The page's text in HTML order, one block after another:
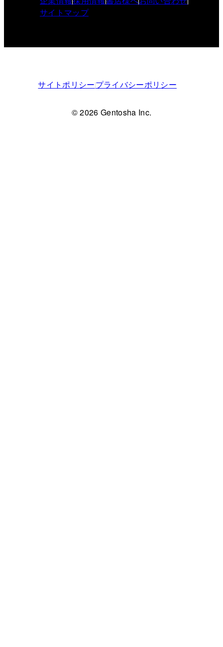
サイトマップ
サイトポリシープライバシーポリシー
© 2026 Gentosha Inc.